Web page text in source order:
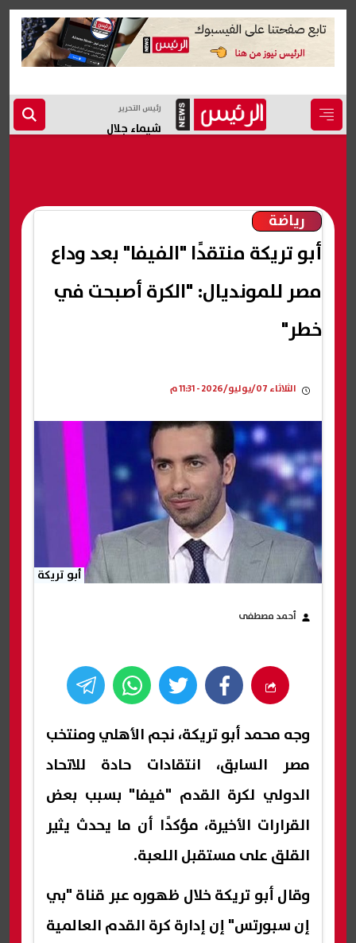
رئيس التحرير
شيماء جلال
رياضة
أبو تريكة منتقدًا "الفيفا" بعد وداع
مصر للمونديال: "الكرة أصبحت في
خطر"
الثلاثاء 07/يوليو/2026 - 11:31 م
أبو تريكة
أحمد مصطفى
وجه محمد أبو تريكة، نجم الأهلي ومنتخب
مصر السابق، انتقادات حادة للاتحاد
الدولي لكرة القدم "فيفا" بسبب بعض
القرارات الأخيرة، مؤكدًا أن ما يحدث يثير
القلق على مستقبل اللعبة.
وقال أبو تريكة خلال ظهوره عبر قناة "بي
إن سبورتس" إن إدارة كرة القدم العالمية